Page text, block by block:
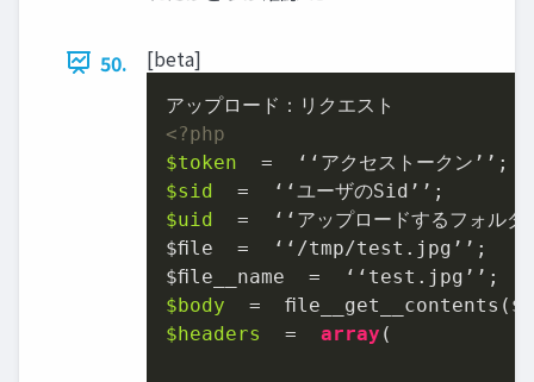
50. [beta]
<?php
$token
$sid
$uid =  ʻ‘アップロードするフォル
$ﬁle  =  ʻ‘/tmp/test.jpgʼ’;
$body
$headers
= array (